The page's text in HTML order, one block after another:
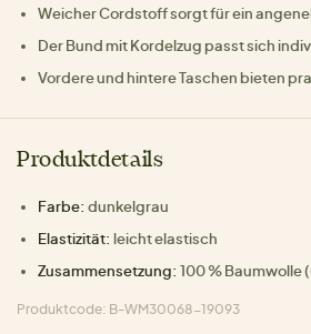
Weicher Cordstoff sorgt für ein
Der Bund mit Kordelzug passt sich
Vordere und hintere Taschen bieten
Produktdetails
Farbe: dunkelgrau
Elastizität: leicht elastisch
Zusammensetzung: 100 % Baumwolle
Produktcode: B-WM30068-19093